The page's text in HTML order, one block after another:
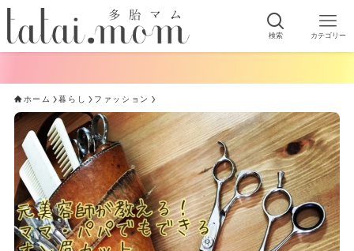
検索 カテゴリー
ホーム 暮らし ファッション